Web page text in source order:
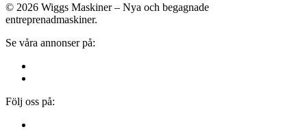
© 2026 Wiggs Maskiner – Nya och begagnade
entreprenadmaskiner.
Se våra annonser på:
Följ oss på: